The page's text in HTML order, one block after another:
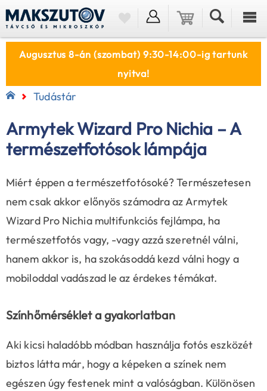
Augusztus 8-án (szombat) 9:30-14:00-ig tartunk
nyitva!
Tudástár
Armytek Wizard Pro Nichia – A
természetfotósok lámpája
Miért éppen a természetfotósoké? Természetesen
nem csak akkor előnyös számodra az Armytek
Wizard Pro Nichia multifunkciós fejlámpa, ha
természetfotós vagy, -vagy azzá szeretnél válni,
hanem akkor is, ha szokásoddá kezd válni hogy a
mobiloddal vadászad le az érdekes témákat.
Színhőmérséklet a gyakorlatban
Aki kicsi haladóbb módban használja fotós eszközét
biztos látta már, hogy a képeken a színek nem
egészen úgy festenek mint a valóságban. Különösen